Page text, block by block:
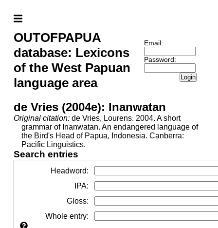
OUTOFPAPUA
database: Lexicons
of the West Papuan
language area
Email:
Password:
Login
de Vries (2004e): Inanwatan
Original citation: de Vries, Lourens. 2004. A short
grammar of Inanwatan. An endangered language of
the Bird's Head of Papua, Indonesia. Canberra:
Pacific Linguistics.
Search entries
Headword:
IPA:
Gloss:
Whole entry: